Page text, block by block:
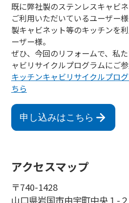
既に弊社製のステンレスキャビ
ご利用いただいているユーザー
製キャビネット等のキッチンを
ーザー様。
ぜひ、今回のリフォームで、私
ャビリサイクルプログラムにご参
キッチンキャビリサイクルプロ
ちら
申し込みはこちら
アクセスマップ
〒740-1428
山口県岩国市由宇町中央１-